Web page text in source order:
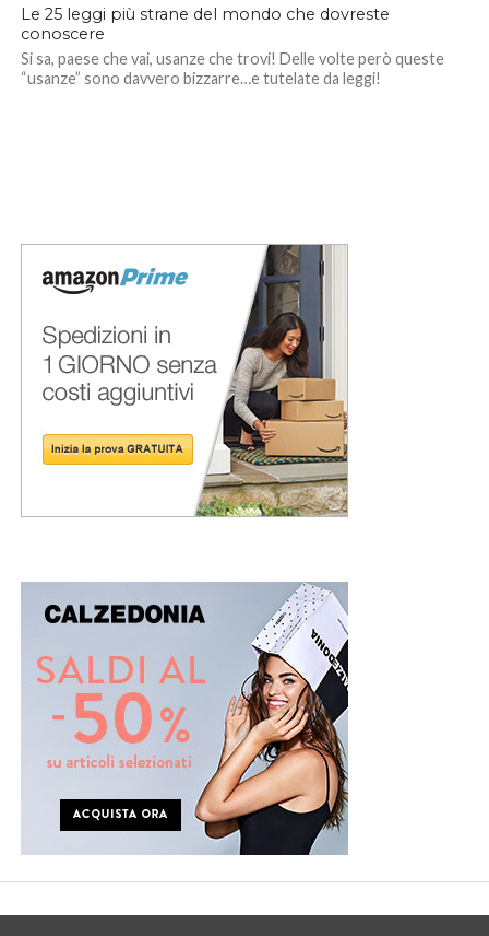
Le 25 leggi più strane del mondo che dovreste
conoscere
Si sa, paese che vai, usanze che trovi! Delle volte però queste
“usanze” sono davvero bizzarre…e tutelate da leggi!